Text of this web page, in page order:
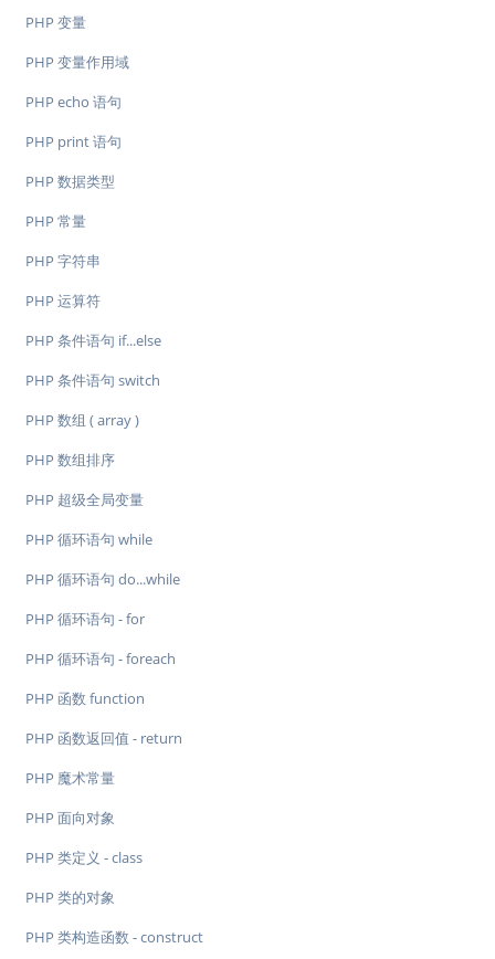
PHP 变量
PHP 变量作用域
PHP echo 语句
PHP print 语句
PHP 数据类型
PHP 常量
PHP 字符串
PHP 运算符
PHP 条件语句 if...else
PHP 条件语句 switch
PHP 数组 ( array )
PHP 数组排序
PHP 超级全局变量
PHP 循环语句 while
PHP 循环语句 do...while
PHP 循环语句 - for
PHP 循环语句 - foreach
PHP 函数 function
PHP 函数返回值 - return
PHP 魔术常量
PHP 面向对象
PHP 类定义 - class
PHP 类的对象
PHP 类构造函数 - construct